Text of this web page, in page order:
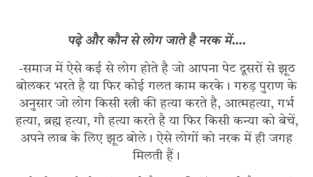
पढ़े और कौन से लोग जाते है नरक में….
-समाज में ऐसे कई से लोग होते है जो आपना पेट दूसरों से झूठ
बोलकर भरते है या फिर कोई गलत काम करके। गरुड़ पुराण के
अनुसार जो लोग किसी स्त्री की हत्या करते है, आत्महत्या, गर्भ
हत्या, ब्रह्म हत्या, गौ हत्या करते है या फिर किसी कन्या को बेचें,
अपने लाब के लिए झूठ बोले। ऐसे लोगों को नरक में ही जगह
मिलती हैं।